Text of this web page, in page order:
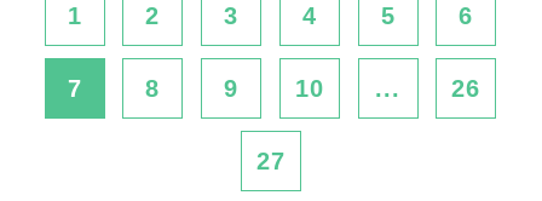
1 2 3 4 5 6
7 8 9 10 ... 26
27